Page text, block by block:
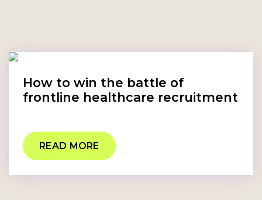
How to win the battle of
frontline healthcare recruitment
READ MORE